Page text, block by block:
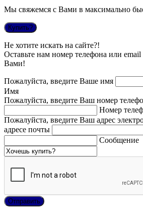
Мы свяжемся с Вами в максимально
Купить?
Не хотите искать на сайте?!
Оставьте нам номер телефона или
Вами!
Пожалуйста, введите Ваше имя
Имя
Пожалуйста, введите Ваш номер
Номер
Пожалуйста, введите Ваш адрес
адресе почты
Сообщение